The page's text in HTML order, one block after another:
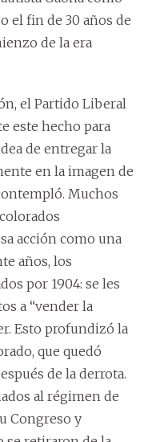
el fin de 30 años de
de la era
el Partido Liberal
este hecho para
de entregar la
en la imagen de
Muchos
acción como una
años, los
por 1904: se les
a “vender la
Esto profundizó la
que quedó
de la derrota.
al régimen de
Congreso y